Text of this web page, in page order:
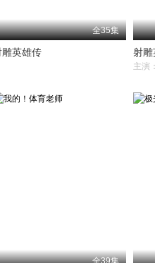
全35集
雕英雄传 射雕
全39集